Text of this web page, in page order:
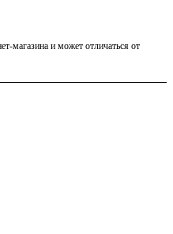
магазина и может отличаться от